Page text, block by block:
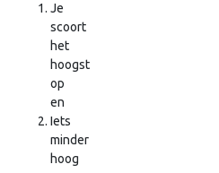
Je
scoort
het
hoogst
op
en
Iets
minder
hoog